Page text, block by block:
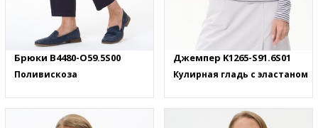
Брюки B4480-O59.5S00
Поливискоза
Джемпер K1265-S91.6S01
Кулирная гладь с эластаном